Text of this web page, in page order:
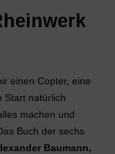
einen Copter, eine
Start natürlich
machen und
Buch der sechs
Baumann,